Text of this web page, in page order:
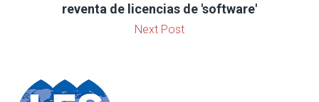
reventa de licencias de 'software'
Next Post